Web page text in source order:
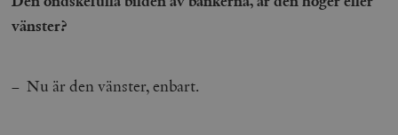
vänster?
– Nu är den vänster, enbart.